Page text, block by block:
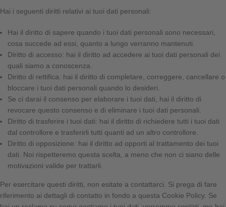
Hai i seguenti diritti relativi ai tuoi dati personali:
Hai il diritto di sapere quando i tuoi dati personali sono necessari,
cosa succede ad essi, quanto a lungo verranno mantenuti.
Diritto di accesso: hai il diritto ad accedere ai tuoi dati personali dei
quali siamo a conoscenza.
Diritto di rettifica: hai il diritto di completare, correggere, cancellare o
bloccare i tuoi dati personali quando lo desideri.
Se ci darai il consenso per elaborare i tuoi dati, hai il diritto di
revocare questo consenso e di eliminare i tuoi dati personali.
Diritto di trasferire i tuoi dati: hai il diritto di richiedere tutti i tuoi dati
dal controllore e trasferirli tutti quanti ad un altro controllore.
Diritto di opposizione: hai il diritto ad opporti al trattamento dei tuoi
dati. Noi rispetteremo questa scelta, a meno che non ci siano delle
motivazioni valide per trattarli.
Per esercitare questi diritti, non esitate a contattarci. Si prega di fare
riferimento ai dettagli di contatto in fondo a questa Cookie Policy. Se